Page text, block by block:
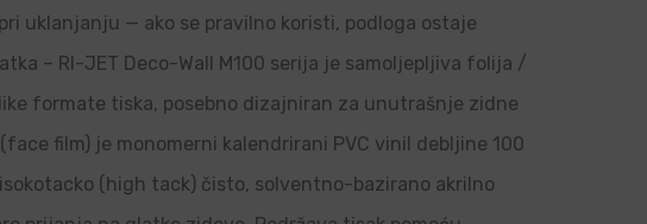
uklanjanju — ako se pravilno koristi, podloga ostaje
– RI-JET Deco-Wall M100 serija je samoljepljiva folija /
formate tiska, posebno dizajniran za unutrašnje zidne
film) je monomerni kalendrirani PVC vinil debljine 100
(high tack) čisto, solventno-bazirano akrilno